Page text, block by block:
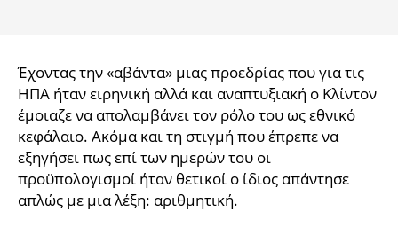
Έχοντας την «αβάντα» μιας προεδρίας που για τις
ΗΠΑ ήταν ειρηνική αλλά και αναπτυξιακή ο Κλίντον
έμοιαζε να απολαμβάνει τον ρόλο του ως εθνικό
κεφάλαιο. Ακόμα και τη στιγμή που έπρεπε να
εξηγήσει πως επί των ημερών του οι
προϋπολογισμοί ήταν θετικοί ο ίδιος απάντησε
απλώς με μια λέξη: αριθμητική.